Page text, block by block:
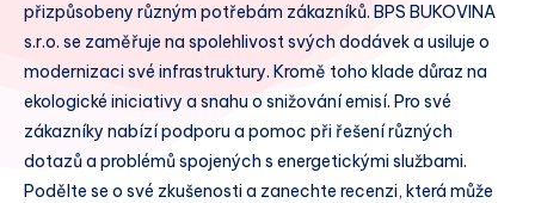
přizpůsobeny různým potřebám zákazníků. BPS BUKOVINA
s.r.o. se zaměřuje na spolehlivost svých dodávek a usiluje o
modernizaci své infrastruktury. Kromě toho klade důraz na
ekologické iniciativy a snahu o snižování emisí. Pro své
zákazníky nabízí podporu a pomoc při řešení různých
dotazů a problémů spojených s energetickými službami.
Podělte se o své zkušenosti a zanechte recenzi, která může